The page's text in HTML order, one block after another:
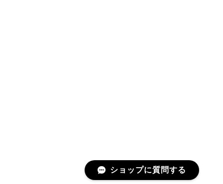
ショップに質問する